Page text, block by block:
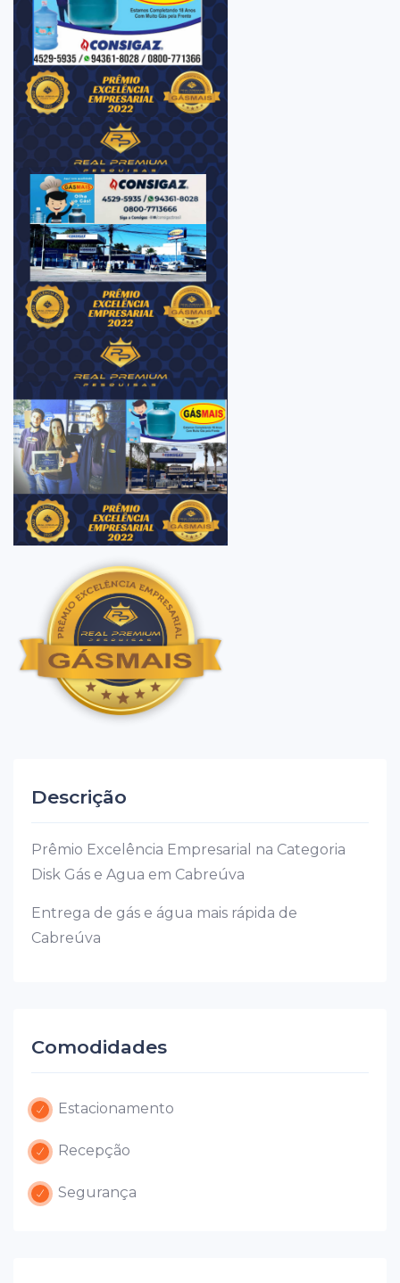
Descrição
Prêmio Excelência Empresarial na Categoria
Disk Gás e Agua em Cabreúva
Entrega de gás e água mais rápida de
Cabreúva
Comodidades
Estacionamento
Recepção
Segurança